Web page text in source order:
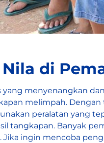
di
yang menyenangkan
melimpah.
peralatan yang
tangkapan. Banyak
ingin mencoba